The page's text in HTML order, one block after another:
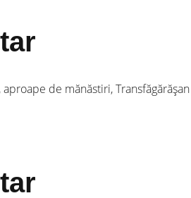
de mănăstiri,